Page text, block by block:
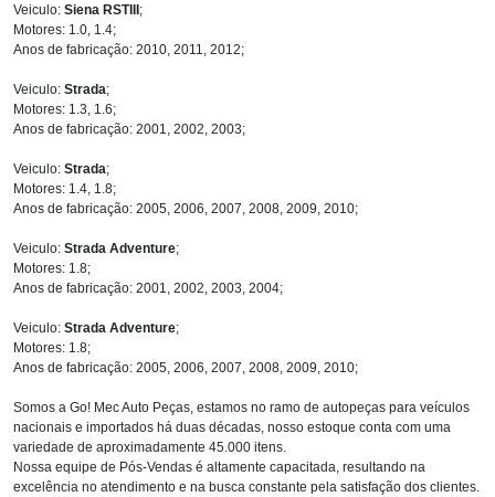
Veiculo: Siena RSTIII;
Motores: 1.0, 1.4;
Anos de fabricação: 2010, 2011, 2012;
Veiculo: Strada;
Motores: 1.3, 1.6;
Anos de fabricação: 2001, 2002, 2003;
Veiculo: Strada;
Motores: 1.4, 1.8;
Anos de fabricação: 2005, 2006, 2007, 2008, 2009, 2010;
Veiculo: Strada Adventure;
Motores: 1.8;
Anos de fabricação: 2001, 2002, 2003, 2004;
Veiculo: Strada Adventure;
Motores: 1.8;
Anos de fabricação: 2005, 2006, 2007, 2008, 2009, 2010;
Somos a Go! Mec Auto Peças, estamos no ramo de autopeças para veículos
nacionais e importados há duas décadas, nosso estoque conta com uma
variedade de aproximadamente 45.000 itens.
Nossa equipe de Pós-Vendas é altamente capacitada, resultando na
excelência no atendimento e na busca constante pela satisfação dos clientes.